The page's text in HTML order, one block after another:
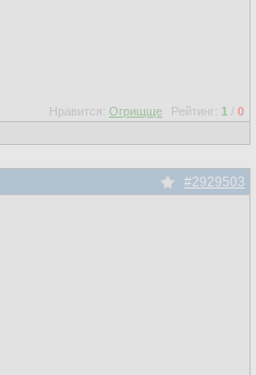
Рейтинг: 1 / 0
Нравится: Огрищще
#2929503